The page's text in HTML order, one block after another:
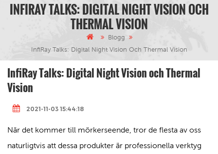
INFIRAY TALKS: DIGITAL NIGHT VISION OCH
THERMAL VISION
Blogg
InfiRay Talks: Digital Night Vision Och Thermal Vision
InfiRay Talks: Digital Night Vision och Thermal
Vision
2021-11-03 15:44:18
När det kommer till mörkerseende, tror de flesta av oss
naturligtvis att dessa produkter är professionella verktyg